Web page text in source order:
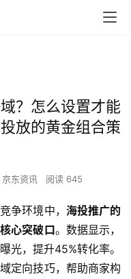
？怎么设置才能
放的黄金组合策
京东资讯 阅读 645
争环境中， 海投推广的
心突破口。数据显示，
光，提升45%转化率。
定向技巧，帮助商家构